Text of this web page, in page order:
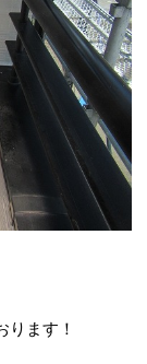
ります！